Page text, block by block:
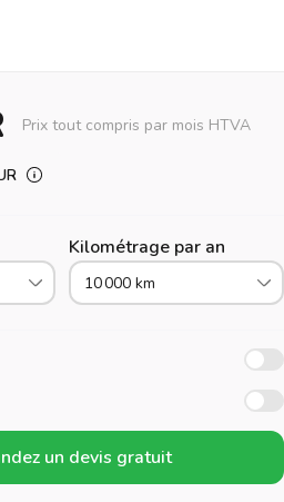
Prix tout compris par mois HTVA
Kilométrage par an
10 000 km
un devis gratuit